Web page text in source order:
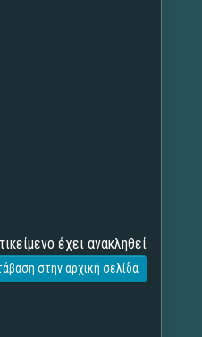
έχει ανακληθεί
στην αρχική σελίδα